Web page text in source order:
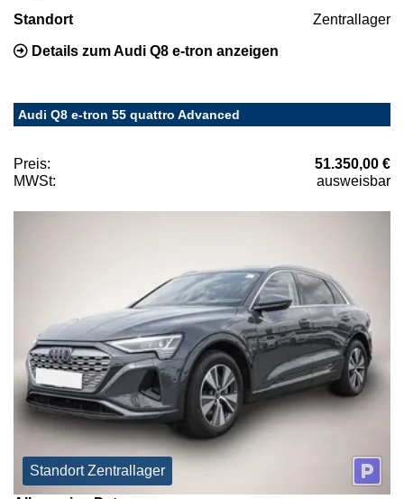
Standort Zentrallager
Details zum Audi Q8 e-tron anzeigen
Audi Q8 e-tron 55 quattro Advanced
Preis:
51.350,00 €
MWSt:
ausweisbar
Standort Zentrallager